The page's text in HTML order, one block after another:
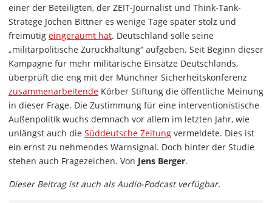
einer der Beteiligten, der ZEIT-Journalist und Think-Tank-
Stratege Jochen Bittner es wenige Tage später stolz und
freimütig eingeräumt hat. Deutschland solle seine
„militärpolitische Zurückhaltung“ aufgeben. Seit Beginn dieser
Kampagne für mehr militärische Einsätze Deutschlands,
überprüft die eng mit der Münchner Sicherheitskonferenz
zusammenarbeitende Körber Stiftung die öffentliche Meinung
in dieser Frage. Die Zustimmung für eine interventionistische
Außenpolitik wuchs demnach vor allem im letzten Jahr, wie
unlängst auch die Süddeutsche Zeitung vermeldete. Dies ist
ein ernst zu nehmendes Warnsignal. Doch hinter der Studie
stehen auch Fragezeichen. Von Jens Berger.
Dieser Beitrag ist auch als Audio-Podcast verfügbar.